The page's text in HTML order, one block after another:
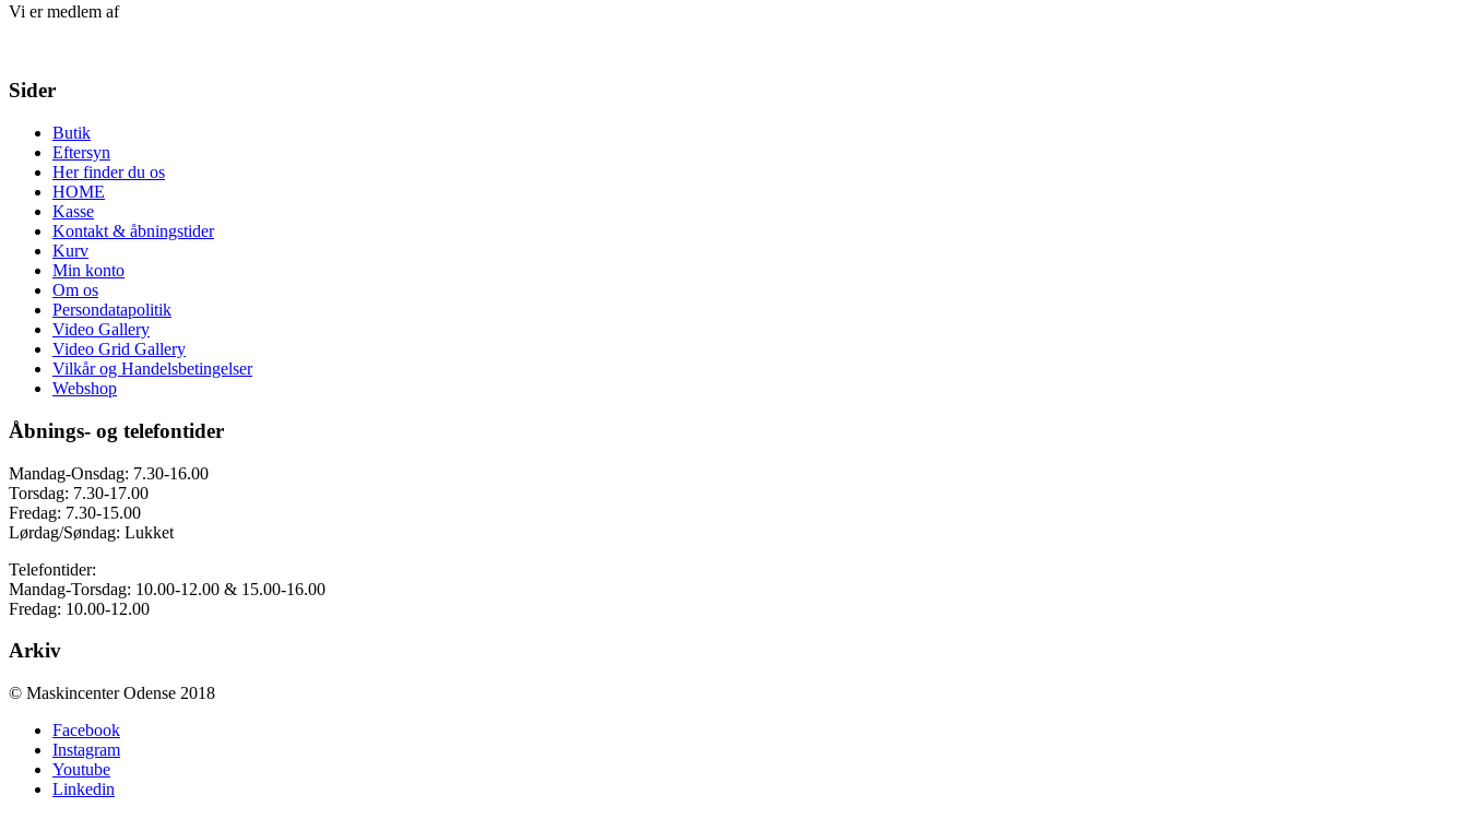
Vi er medlem af
Sider
Butik
Eftersyn
Her finder du os
HOME
Kasse
Kontakt & åbningstider
Kurv
Min konto
Om os
Persondatapolitik
Video Gallery
Video Grid Gallery
Vilkår og Handelsbetingelser
Webshop
Åbnings- og telefontider
Mandag-Onsdag: 7.30-16.00
Torsdag: 7.30-17.00
Fredag: 7.30-15.00
Lørdag/Søndag: Lukket
Telefontider:
Mandag-Torsdag: 10.00-12.00 & 15.00-16.00
Fredag: 10.00-12.00
Arkiv
© Maskincenter Odense 2018
Facebook
Instagram
Youtube
Linkedin